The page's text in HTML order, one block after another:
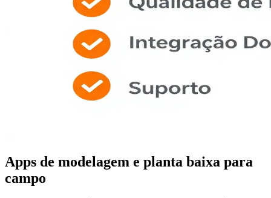
Apps de modelagem e planta baixa para
campo